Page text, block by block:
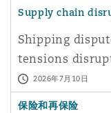
Supply chain
Shipping
tensions
2026年7月10日
保险和再保险